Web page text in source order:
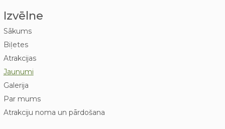
Izvēlne
Sākums
Biļetes
Atrakcijas
Jaunumi
Galerija
Par mums
Atrakciju noma un pārdošana